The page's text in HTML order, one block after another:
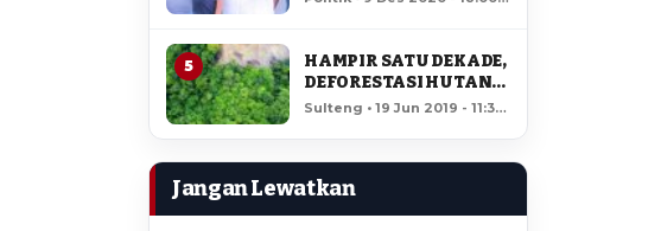
5
HAMPIR SATU DEKADE,
DEFORESTASI HUTAN
LORE LINDU MENCAPAI
Sulteng • 19 Jun 2019 - 11:34
Jangan Lewatkan